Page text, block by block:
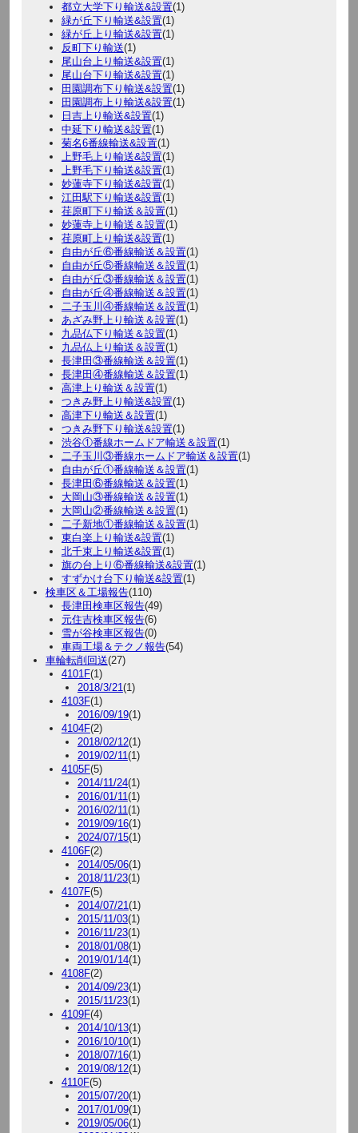
都立大学下り輸送&設置(1)
緑が丘下り輸送&設置(1)
緑が丘上り輸送&設置(1)
反町下り輸送(1)
尾山台上り輸送&設置(1)
尾山台下り輸送&設置(1)
田園調布下り輸送&設置(1)
田園調布上り輸送&設置(1)
日吉上り輸送&設置(1)
中延下り輸送&設置(1)
菊名6番線輸送&設置(1)
上野毛上り輸送&設置(1)
上野毛下り輸送&設置(1)
妙蓮寺下り輸送&設置(1)
江田駅下り輸送&設置(1)
荏原町下り輸送＆設置(1)
妙蓮寺上り輸送＆設置(1)
荏原町上り輸送&設置(1)
自由が丘⑥番線輸送＆設置(1)
自由が丘⑤番線輸送＆設置(1)
自由が丘③番線輸送＆設置(1)
自由が丘④番線輸送＆設置(1)
二子玉川④番線輸送＆設置(1)
あざみ野上り輸送＆設置(1)
九品仏下り輸送＆設置(1)
九品仏上り輸送＆設置(1)
長津田③番線輸送＆設置(1)
長津田④番線輸送＆設置(1)
高津上り輸送＆設置(1)
つきみ野上り輸送&設置(1)
高津下り輸送＆設置(1)
つきみ野下り輸送&設置(1)
渋谷①番線ホームドア輸送＆設置(1)
二子玉川③番線ホームドア輸送＆設置(1)
自由が丘①番線輸送＆設置(1)
長津田⑥番線輸送＆設置(1)
大岡山③番線輸送＆設置(1)
大岡山②番線輸送＆設置(1)
二子新地①番線輸送＆設置(1)
東白楽上り輸送&設置(1)
北千束上り輸送&設置(1)
旗の台上り⑥番線輸送&設置(1)
すずかけ台下り輸送&設置(1)
検車区＆工場報告(110)
長津田検車区報告(49)
元住吉検車区報告(6)
雪が谷検車区報告(0)
車両工場＆テクノ報告(54)
車輪転削回送(27)
4101F(1)
2018/3/21(1)
4103F(1)
2016/09/19(1)
4104F(2)
2018/02/12(1)
2019/02/11(1)
4105F(5)
2014/11/24(1)
2016/01/11(1)
2016/02/11(1)
2019/09/16(1)
2024/07/15(1)
4106F(2)
2014/05/06(1)
2018/11/23(1)
4107F(5)
2014/07/21(1)
2015/11/03(1)
2016/11/23(1)
2018/01/08(1)
2019/01/14(1)
4108F(2)
2014/09/23(1)
2015/11/23(1)
4109F(4)
2014/10/13(1)
2016/10/10(1)
2018/07/16(1)
2019/08/12(1)
4110F(5)
2015/07/20(1)
2017/01/09(1)
2019/05/06(1)